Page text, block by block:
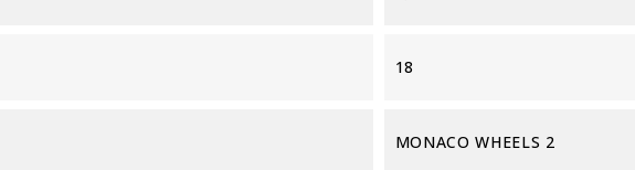
18
MONACO WHEELS 2